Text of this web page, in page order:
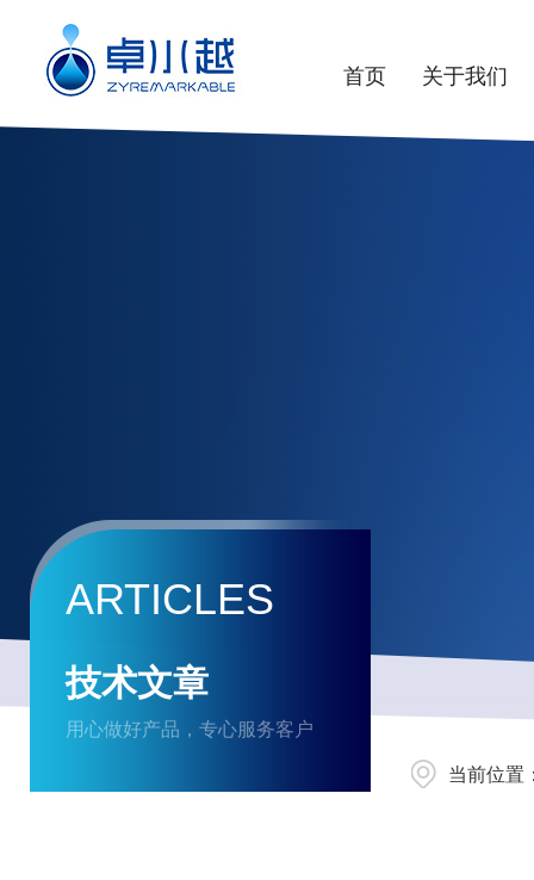
首页 关于我们
ARTICLES
技术文章
用心做好产品，专心服务客户
当前位置